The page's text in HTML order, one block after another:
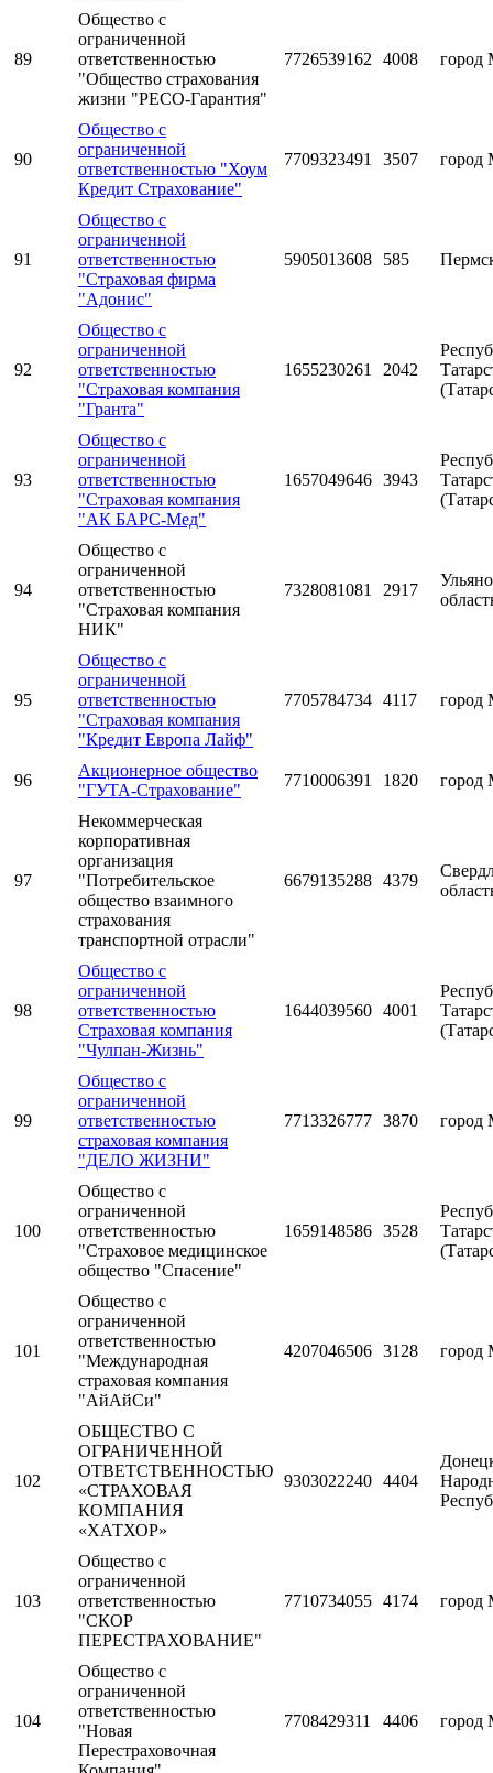
89
Общество с
ограниченной
ответственностью
"Общество страхования
жизни "РЕСО-Гарантия"
7726539162 4008 город
90
Общество с
ограниченной
ответственностью "Хоум
Кредит Страхование"
7709323491 3507 город
91
Общество с
ограниченной
ответственностью
"Страховая фирма
"Адонис"
5905013608 585
92
Общество с
ограниченной
ответственностью
"Страховая компания
"Гранта"
1655230261 2042
93
Общество с
ограниченной
ответственностью
"Страховая компания
"АК БАРС-Мед"
1657049646 3943
94
Общество с
ограниченной
ответственностью
"Страховая компания
НИК"
7328081081 2917
95
Общество с
ограниченной
ответственностью
"Страховая компания
"Кредит Европа Лайф"
7705784734 4117 город
96
Акционерное общество
"ГУТА-Страхование"
7710006391 1820 город
97
Некоммерческая
корпоративная
организация
"Потребительское
общество взаимного
страхования
транспортной отрасли"
6679135288 4379
98
Общество с
ограниченной
ответственностью
Страховая компания
"Чулпан-Жизнь"
1644039560 4001
99
Общество с
ограниченной
ответственностью
страховая компания
"ДЕЛО ЖИЗНИ"
7713326777 3870 город
100
Общество с
ограниченной
ответственностью
"Страховое медицинское
общество "Спасение"
1659148586 3528
101
Общество с
ограниченной
ответственностью
"Международная
страховая компания
"АйАйСи"
4207046506 3128 город
102
ОБЩЕСТВО С
ОГРАНИЧЕННОЙ
ОТВЕТСТВЕННОСТЬЮ
«СТРАХОВАЯ
КОМПАНИЯ
«ХАТХОР»
9303022240 4404
103
Общество с
ограниченной
ответственностью
"СКОР
ПЕРЕСТРАХОВАНИЕ"
7710734055 4174 город
104
Общество с
ограниченной
ответственностью
"Новая
Перестраховочная
7708429311 4406 город